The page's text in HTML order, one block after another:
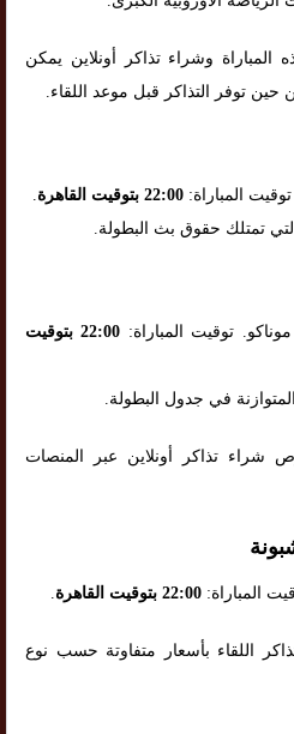
وشراء تذاكر أونلاين يمكن
حين توفر التذاكر قبل موعد اللقاء.
المباراة: 22:00 بتوقيت القاهرة
.
تمتلك حقوق بث البطولة.
توقيت المباراة:
22:00 بتوقيت
في جدول البطولة.
شراء تذاكر أونلاين عبر المنصات
المباراة: 22:00 بتوقيت القاهرة .
اللقاء بأسعار متفاوتة حسب نوع